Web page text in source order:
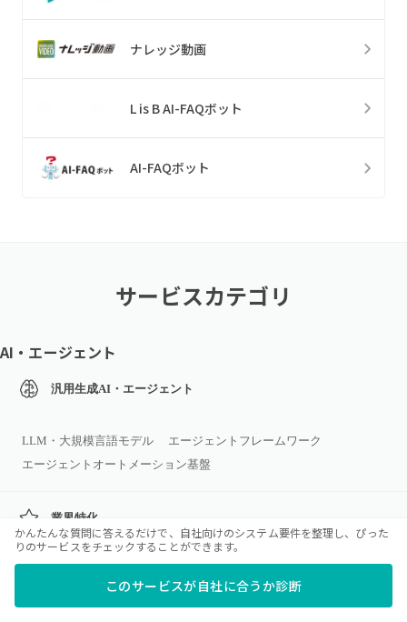
ナレッジ動画
L is B AI-FAQボット
AI-FAQボット
サービスカテゴリ
AI・エージェント
汎用生成AI・エージェント
LLM・大規模言語モデル
エージェントフレームワーク
エージェントオートメーション基盤
業界特化
配車・物流ルート最適化AI
素材開発AI
在庫最適化AI（小売）
かんたんな質問に答えるだけで、自社向けのシステム要件を整理し、ぴった
りのサービスをチェックすることができます。
このサービスが自社に合うか診断